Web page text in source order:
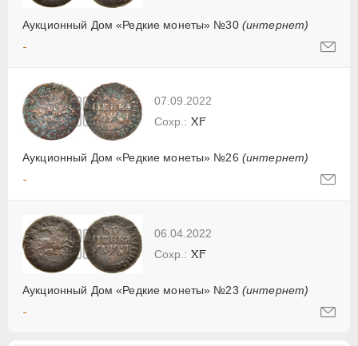
Аукционный Дом «Редкие монеты» №30 (интернет)
-
07.09.2022
Аукционный Дом «Редкие монеты» №26 (интернет)
XF
-
06.04.2022
Аукционный Дом «Редкие монеты» №23 (интернет)
XF
-